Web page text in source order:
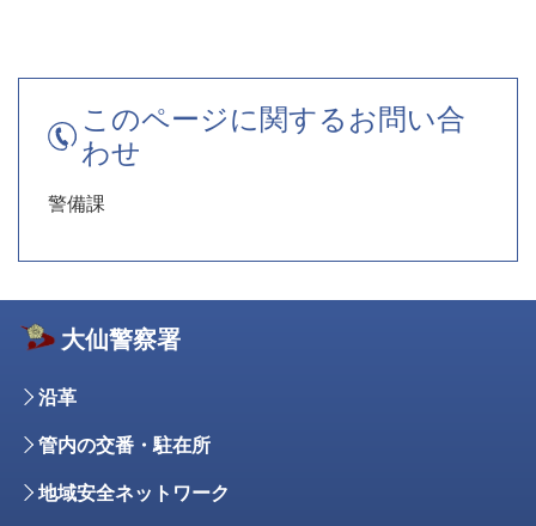
このページに関するお問い合
わせ
警備課
大仙警察署
沿革
管内の交番・駐在所
地域安全ネットワーク